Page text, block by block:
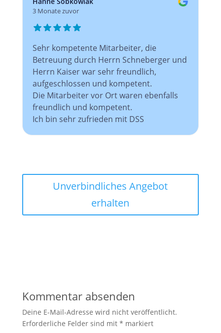
3 Monate zuvor
Sehr kompetente Mitarbeiter, die
Betreuung durch Herrn Schneberger und
Herrn Kaiser war sehr freundlich,
aufgeschlossen und kompetent.
Die Mitarbeiter vor Ort waren ebenfalls
freundlich und kompetent.
Ich bin sehr zufrieden mit DSS
Unverbindliches Angebot
erhalten
Kommentar absenden
Deine E-Mail-Adresse wird nicht veröffentlicht.
Erforderliche Felder sind mit * markiert